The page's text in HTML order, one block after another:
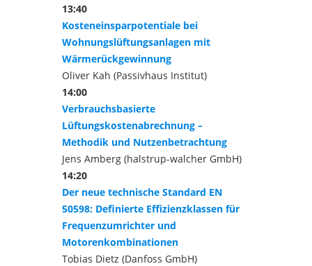
13:40
Kosteneinsparpotentiale bei
Wohnungslüftungsanlagen mit
Wärmerückgewinnung
Oliver Kah (Passivhaus Institut)
14:00
Verbrauchsbasierte
Lüftungskostenabrechnung –
Methodik und Nutzenbetrachtung
Jens Amberg (halstrup-walcher GmbH)
14:20
Der neue technische Standard EN
50598: Definierte Effizienzklassen für
Frequenzumrichter und
Motorenkombinationen
Tobias Dietz (Danfoss GmbH)